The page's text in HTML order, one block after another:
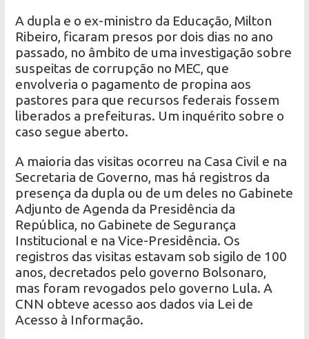
A dupla e o ex-ministro da Educação, Milton
Ribeiro, ficaram presos por dois dias no ano
passado, no âmbito de uma investigação sobre
suspeitas de corrupção no MEC, que
envolveria o pagamento de propina aos
pastores para que recursos federais fossem
liberados a prefeituras. Um inquérito sobre o
caso segue aberto.
A maioria das visitas ocorreu na Casa Civil e na
Secretaria de Governo, mas há registros da
presença da dupla ou de um deles no Gabinete
Adjunto de Agenda da Presidência da
República, no Gabinete de Segurança
Institucional e na Vice-Presidência. Os
registros das visitas estavam sob sigilo de 100
anos, decretados pelo governo Bolsonaro,
mas foram revogados pelo governo Lula. A
CNN obteve acesso aos dados via Lei de
Acesso à Informação.